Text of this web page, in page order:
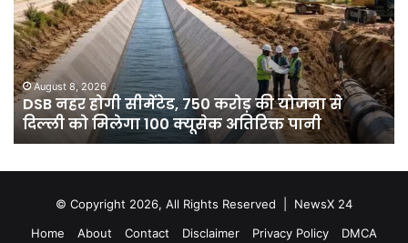
सीमेंटेड,
750
करोड़
की
योजना
से
दिल्ली
को
August 8, 2026
DSB नहर होगी सीमेंटेड, 750 करोड़ की योजना से
दिल्ली को मिलेगा 100 क्यूसेक अतिरिक्त पानी
ने
15
का
7
© Copyright 2026, All Rights Reserved | NewsX 24
Home
About Contact Disclaimer Privacy Policy DMCA